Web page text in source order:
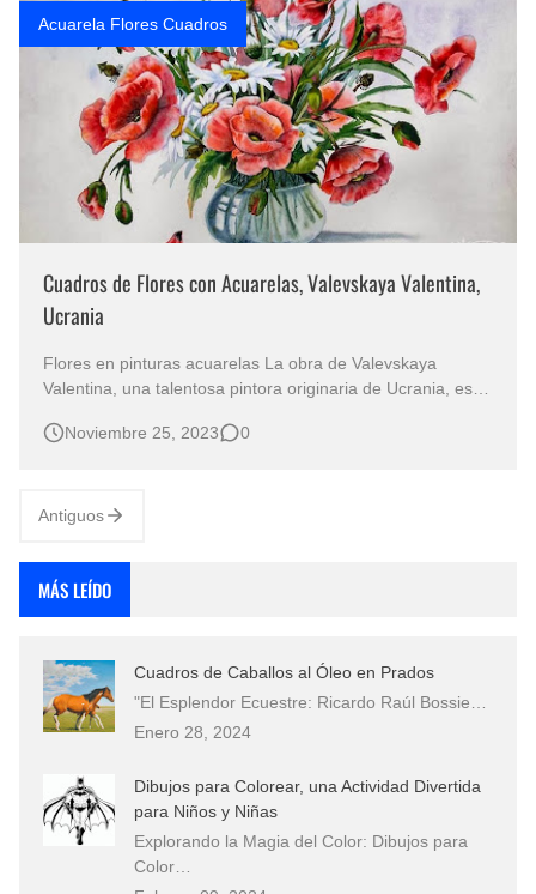
Acuarela Flores Cuadros
Cuadros de Flores con Acuarelas, Valevskaya Valentina,
Ucrania
Flores en pinturas acuarelas La obra de Valevskaya
Valentina, una talentosa pintora originaria de Ucrania, es
con la delicadeza de la acuarela sobre papel. Arte en
Noviembre 25, 2023 0
Antiguos
MÁS LEÍDO
Cuadros de Caballos al Óleo en Prados
"El Esplendor Ecuestre: Ricardo Raúl Bossie…
Enero 28, 2024
Dibujos para Colorear, una Actividad Divertida
para Niños y Niñas
Explorando la Magia del Color: Dibujos para
Color…